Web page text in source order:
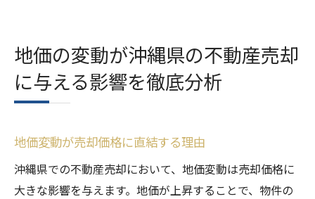
地価の変動が沖縄県の不動産売却
に与える影響を徹底分析
地価変動が売却価格に直結する理由
沖縄県での不動産売却において、地価変動は売却価格に
大きな影響を与えます。地価が上昇することで、物件の